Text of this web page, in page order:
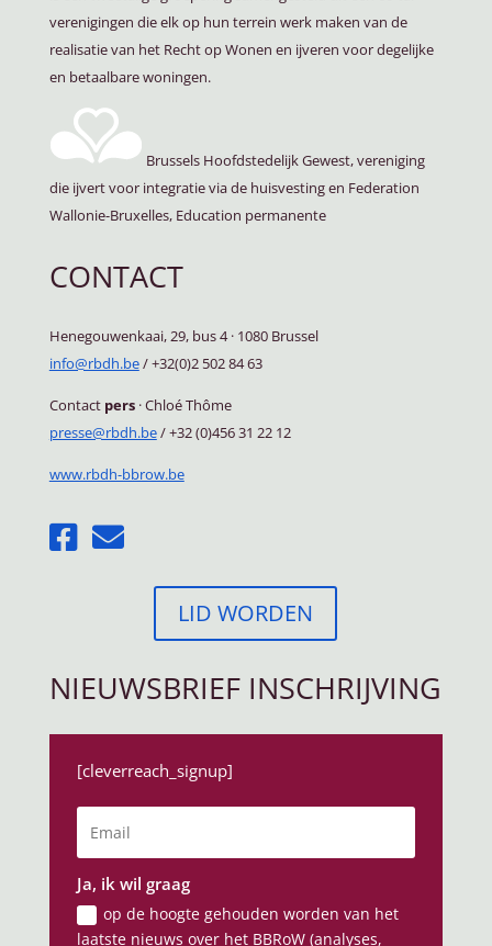
verenigingen die elk op hun terrein werk maken van de
realisatie van het Recht op Wonen en ijveren voor degelijke
en betaalbare woningen.
Brussels Hoofdstedelijk Gewest, vereniging
die ijvert voor integratie via de huisvesting en Federation
Wallonie-Bruxelles, Education permanente
CONTACT
Henegouwenkaai, 29, bus 4·1080 Brussel
info@rbdh.be/ +32(0)2 502 84 63
Contact pers ·Chloé Thôme
presse@rbdh.be/ +32 (0)456 31 22 12
www.rbdh-bbrow.be
LID WORDEN
NIEUWSBRIEF INSCHRIJVING
[cleverreach_signup]
Ja, ik wil graag
op de hoogte gehouden worden van het
laatste nieuws over het BBRoW (analyses,